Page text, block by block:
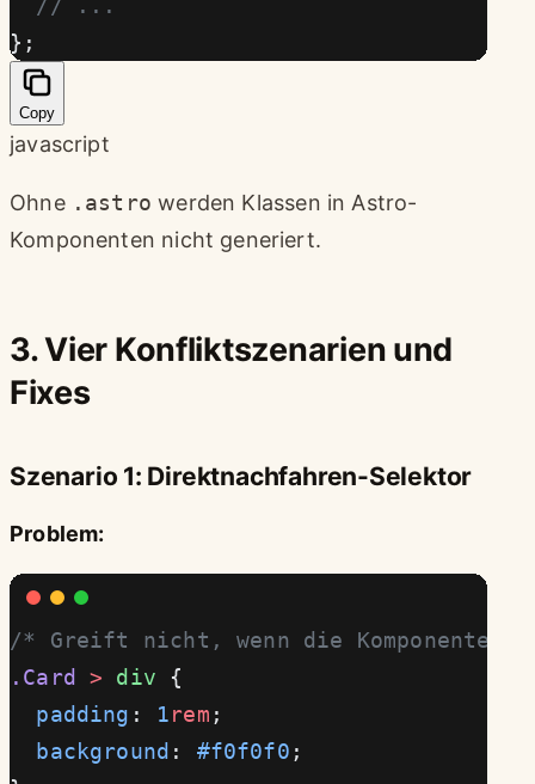
  // ...
};
Copy
javascript
Ohne .astro werden Klassen in Astro-
Komponenten nicht generiert.
3. Vier Konfliktszenarien und
Fixes
Szenario 1: Direktnachfahren-Selektor
Problem:
/* Greift nicht, wenn die Komponente
.Card
> div {
  padding
: 1rem ;
  background
: #f0f0f0 ;